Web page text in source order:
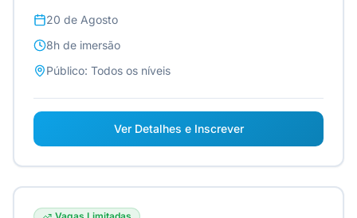
20 de Agosto
8h de imersão
Público: Todos os níveis
Ver Detalhes e Inscrever
Vagas Limitadas